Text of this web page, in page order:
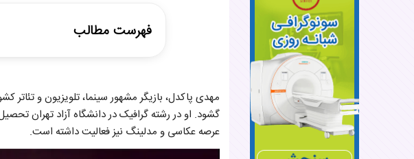
فهرست مطالب
دنیای گرافیک و ادبیات
ورود به سینما و تلویزیون
علایق دیگر و فعالیت‌های تبلیغاتی
ازدواج و زندگی شخصی
گشود. او در رشته گرافیک در دانشگاه آزاد تهران
عرصه عکاسی و مدلینگ نیز فعالیت داشته است.